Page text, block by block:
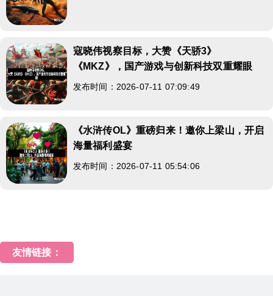
寇晓伟视察目标，大赞《天骄3》
《MKZ》，国产游戏与创新科技双重耀眼
发布时间：2026-07-11 07:09:49
《水浒传OL》重磅归来！邀你上梁山，开启
海量福利盛宴
发布时间：2026-07-11 05:54:06
友情链接：